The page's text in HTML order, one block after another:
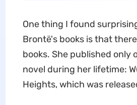
One thing I found
Brontë's books is that
books. She published only
novel during her lifetime:
Heights, which was